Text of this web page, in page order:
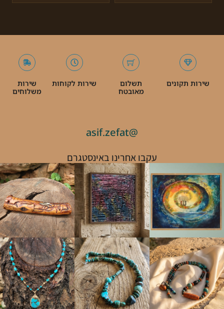
שירות תקונים
תשלום
מאובטח
שירות לקוחות
שירות
משלוחים
@asif.zefat
עקבו אחרינו באינסטגרם